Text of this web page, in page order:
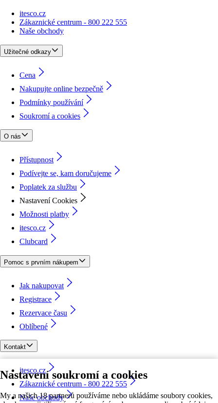
Nastavení soukromí a cookies
My a našich 18 partnerů používáme nebo ukládáme soubory cookies,
itesco.cz
Zákaznické centrum - 800 222 555
Naše obchody
Užitečné odkazy
Cena
Nakupujte online bezpečně
Podmínky používání
Soukromí a cookies
O nás
Přístupnost
Podívejte se, kam doručujeme
Poplatek za službu
Nastavení Cookies
Možnosti platby
itesco.cz
Clubcard
Pomoc s prvním nákupem
Jak nakupovat
Registrace
Rezervace času
Oblíbené
Kontakt
itesco.cz
Zákaznické centrum - 800 222 555
Naše obchody